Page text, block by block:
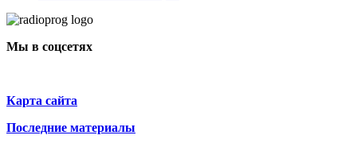
Мы в соцсетях
Карта сайта
Последние материалы